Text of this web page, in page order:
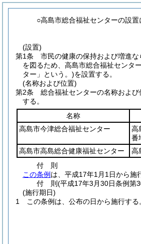
○高島市総合福祉センターの設置
(設置)
第1条
市民の健康の保持および増進
を図るため、高島市総合福祉センター
ター」という。)を設置する。
(名称および位置)
第2条
総合福祉センターの名称および
する。
名称
高島市今津総合福祉センター
高
番
高島市高島総合健康福祉センター
高
付 則
この条例 は、平成17年1月1日から施
付 則(平成17年3月30日条例第
(施行期日)
1
この条例は、公布の日から施行する